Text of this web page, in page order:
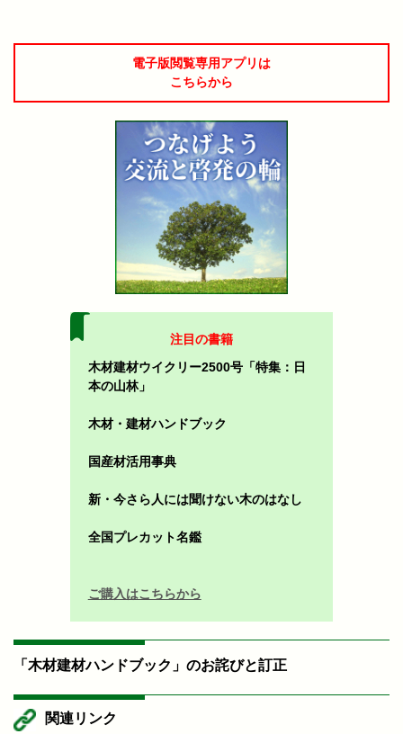
電子版閲覧専用アプリは
こちらから
注目の書籍
木材建材ウイクリー2500号「特集：日
本の山林」
木材・建材ハンドブック
国産材活用事典
新・今さら人には聞けない木のはなし
全国プレカット名鑑
ご購入はこちらから
「木材建材ハンドブック」のお詫びと訂正
関連リンク